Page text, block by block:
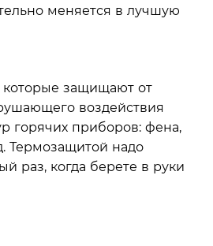
меняется в лучшую
защищают от
воздействия
горячих приборов: фена,
Термозащитой надо
раз, когда берете в руки